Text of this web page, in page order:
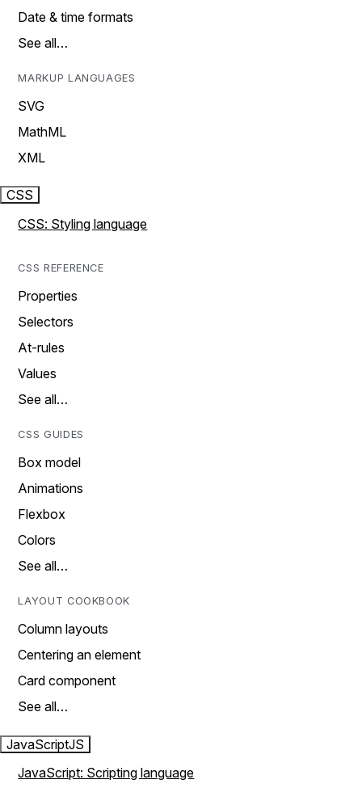
Date & time formats
See all…
MARKUP LANGUAGES
SVG
MathML
XML
CSS
CSS: Styling language
CSS REFERENCE
Properties
Selectors
At-rules
Values
See all…
CSS GUIDES
Box model
Animations
Flexbox
Colors
See all…
LAYOUT COOKBOOK
Column layouts
Centering an element
Card component
See all…
JavaScriptJS
JavaScript: Scripting language